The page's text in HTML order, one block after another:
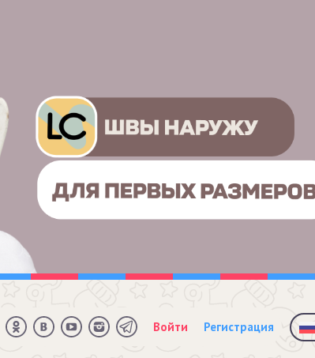
Войти Регистрация